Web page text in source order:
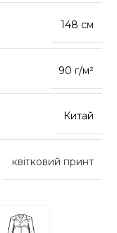
148 см
90 г/м²
Китай
квітковий принт